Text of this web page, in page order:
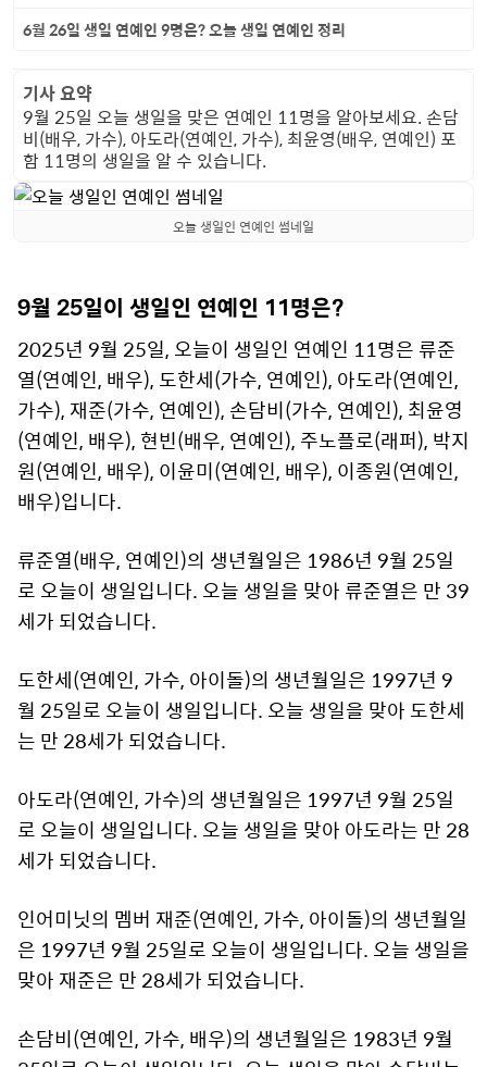
6월 26일 생일 연예인 9명은? 오늘 생일 연예인 정리
기사 요약
9월 25일 오늘 생일을 맞은 연예인 11명을 알아보세요. 손담
비(배우, 가수), 아도라(연예인, 가수), 최윤영(배우, 연예인) 포
함 11명의 생일을 알 수 있습니다.
오늘 생일인 연예인 썸네일
9월 25일이 생일인 연예인 11명은?
2025년 9월 25일, 오늘이 생일인 연예인 11명은 류준
열(연예인, 배우), 도한세(가수, 연예인), 아도라(연예인,
가수), 재준(가수, 연예인), 손담비(가수, 연예인), 최윤영
(연예인, 배우), 현빈(배우, 연예인), 주노플로(래퍼), 박지
원(연예인, 배우), 이윤미(연예인, 배우), 이종원(연예인,
배우)입니다.
류준열(배우, 연예인)의 생년월일은 1986년 9월 25일
로 오늘이 생일입니다. 오늘 생일을 맞아 류준열은 만 39
세가 되었습니다.
도한세(연예인, 가수, 아이돌)의 생년월일은 1997년 9
월 25일로 오늘이 생일입니다. 오늘 생일을 맞아 도한세
는 만 28세가 되었습니다.
아도라(연예인, 가수)의 생년월일은 1997년 9월 25일
로 오늘이 생일입니다. 오늘 생일을 맞아 아도라는 만 28
세가 되었습니다.
인어미닛의 멤버 재준(연예인, 가수, 아이돌)의 생년월일
은 1997년 9월 25일로 오늘이 생일입니다. 오늘 생일을
맞아 재준은 만 28세가 되었습니다.
손담비(연예인, 가수, 배우)의 생년월일은 1983년 9월